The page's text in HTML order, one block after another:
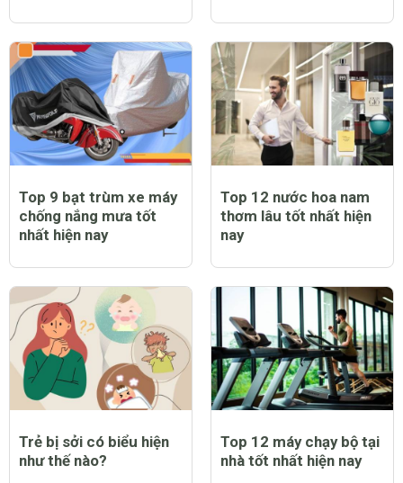
Top 9 bạt trùm xe máy
chống nắng mưa tốt
nhất hiện nay
Top 12 nước hoa nam
thơm lâu tốt nhất hiện
nay
Trẻ bị sởi có biểu hiện
như thế nào?
Top 12 máy chạy bộ tại
nhà tốt nhất hiện nay